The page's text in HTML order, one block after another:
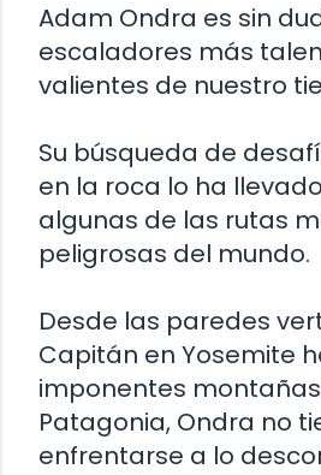
Adam Ondra es sin
escaladores más
valientes de nuestro
Su búsqueda de
en la roca lo ha
algunas de las rutas
peligrosas del mundo.
Desde las paredes
Capitán en Yosemite
imponentes
Patagonia, Ondra no
enfrentarse a lo